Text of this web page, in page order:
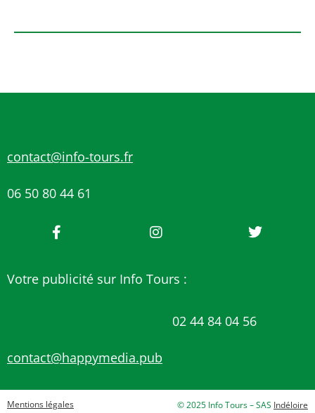
contact@info-tours.fr
06 50 80 44 61
Votre publicité sur Info Tours :
02 44 84 04 56
contact@happymedia.pub
Mentions légales © 2025 Info Tours – SAS Indéloire